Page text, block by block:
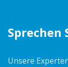
Sprechen
Unsere